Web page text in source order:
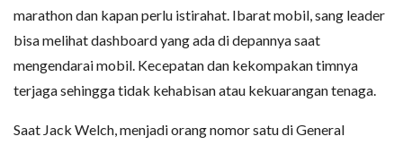
marathon dan kapan perlu istirahat. Ibarat mobil, sang leader
bisa melihat dashboard yang ada di depannya saat
mengendarai mobil. Kecepatan dan kekompakan timnya
terjaga sehingga tidak kehabisan atau kekuarangan tenaga.
Saat Jack Welch, menjadi orang nomor satu di General